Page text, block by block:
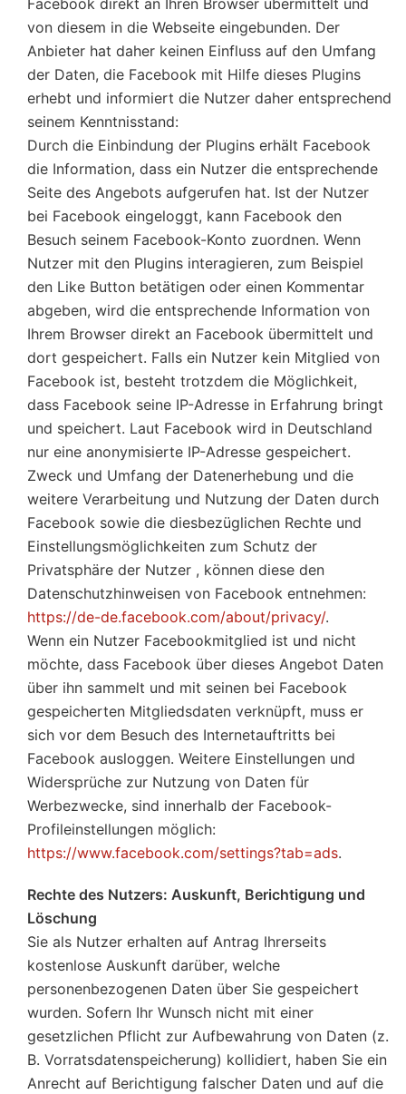
Facebook direkt an Ihren Browser übermittelt und
von diesem in die Webseite eingebunden. Der
Anbieter hat daher keinen Einfluss auf den Umfang
der Daten, die Facebook mit Hilfe dieses Plugins
erhebt und informiert die Nutzer daher entsprechend
seinem Kenntnisstand:
Durch die Einbindung der Plugins erhält Facebook
die Information, dass ein Nutzer die entsprechende
Seite des Angebots aufgerufen hat. Ist der Nutzer
bei Facebook eingeloggt, kann Facebook den
Besuch seinem Facebook-Konto zuordnen. Wenn
Nutzer mit den Plugins interagieren, zum Beispiel
den Like Button betätigen oder einen Kommentar
abgeben, wird die entsprechende Information von
Ihrem Browser direkt an Facebook übermittelt und
dort gespeichert. Falls ein Nutzer kein Mitglied von
Facebook ist, besteht trotzdem die Möglichkeit,
dass Facebook seine IP-Adresse in Erfahrung bringt
und speichert. Laut Facebook wird in Deutschland
nur eine anonymisierte IP-Adresse gespeichert.
Zweck und Umfang der Datenerhebung und die
weitere Verarbeitung und Nutzung der Daten durch
Facebook sowie die diesbezüglichen Rechte und
Einstellungsmöglichkeiten zum Schutz der
Privatsphäre der Nutzer , können diese den
Datenschutzhinweisen von Facebook entnehmen:
https://de-de.facebook.com/about/privacy/.
Wenn ein Nutzer Facebookmitglied ist und nicht
möchte, dass Facebook über dieses Angebot Daten
über ihn sammelt und mit seinen bei Facebook
gespeicherten Mitgliedsdaten verknüpft, muss er
sich vor dem Besuch des Internetauftritts bei
Facebook ausloggen. Weitere Einstellungen und
Widersprüche zur Nutzung von Daten für
Werbezwecke, sind innerhalb der Facebook-
Profileinstellungen möglich:
https://www.facebook.com/settings?tab=ads.
Rechte des Nutzers: Auskunft, Berichtigung und
Löschung
Sie als Nutzer erhalten auf Antrag Ihrerseits
kostenlose Auskunft darüber, welche
personenbezogenen Daten über Sie gespeichert
wurden. Sofern Ihr Wunsch nicht mit einer
gesetzlichen Pflicht zur Aufbewahrung von Daten (z.
B. Vorratsdatenspeicherung) kollidiert, haben Sie ein
Anrecht auf Berichtigung falscher Daten und auf die